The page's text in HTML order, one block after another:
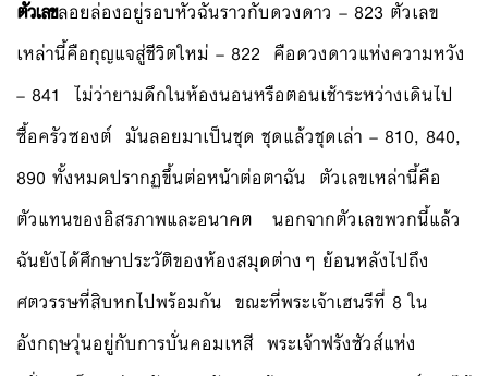
ตัวเลขลอยล่องอยู่รอบหัวฉันราวกับดวงดาว – 823 ตัวเลข
เหล่านี้คือกุญแจสู่ชีวิตใหม่ – 822 คือดวงดาวแห่งความหวัง
– 841 ไม่ว่ายามดึกในห้องนอนหรือตอนเช้าระหว่างเดินไป
ซื้อครัวซองต์ มันลอยมาเป็นชุด ชุดแล้วชุดเล่า – 810, 840,
890 ทั้งหมดปรากฏขึ้นต่อหน้าต่อตาฉัน ตัวเลขเหล่านี้คือ
ตัวแทนของอิสรภาพและอนาคต นอกจากตัวเลขพวกนี้แล้ว
ฉันยังได้ศึกษาประวัติของห้องสมุดต่างๆ ย้อนหลังไปถึง
ศตวรรษที่สิบหกไปพร้อมกัน ขณะที่พระเจ้าเฮนรีที่ 8 ใน
อังกฤษวุ่นอยู่กับการบั่นคอมเหสี พระเจ้าฟรังซัวส์แห่ง